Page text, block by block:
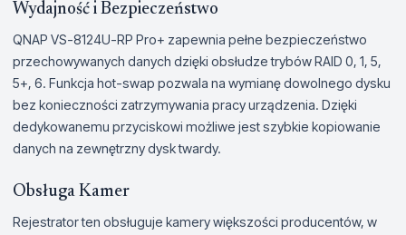
Wydajność i Bezpieczeństwo
QNAP VS-8124U-RP Pro+ zapewnia pełne bezpieczeństwo
przechowywanych danych dzięki obsłudze trybów RAID 0, 1, 5,
5+, 6. Funkcja hot-swap pozwala na wymianę dowolnego dysku
bez konieczności zatrzymywania pracy urządzenia. Dzięki
dedykowanemu przyciskowi możliwe jest szybkie kopiowanie
danych na zewnętrzny dysk twardy.
Obsługa Kamer
Rejestrator ten obsługuje kamery większości producentów, w